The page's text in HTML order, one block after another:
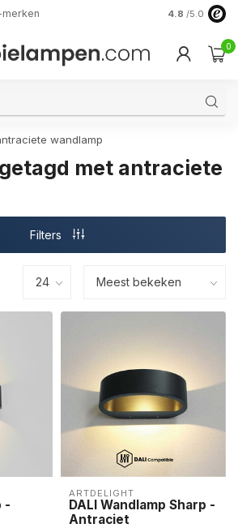
4.8 /5.0
0
wandlamp
met antraciete
Filters
-
ARTDELIGHT
DALI Wandlamp Sharp -
Antraciet